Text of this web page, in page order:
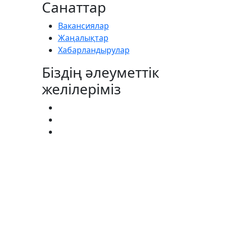
Санаттар
Вакансиялар
Жаңалықтар
Хабарландырулар
Біздің әлеуметтік
желілеріміз